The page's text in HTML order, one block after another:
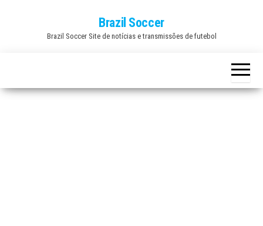
Brazil Soccer
Brazil Soccer Site de notícias e transmissões de futebol